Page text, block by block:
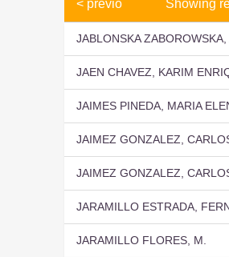
Showing
< previo
JABLONSKA
JAEN CHAVEZ, KARIM
JAIMES PINEDA, MARIA
JAIMEZ GONZALEZ,
JAIMEZ GONZALEZ,
JARAMILLO ESTRADA,
JARAMILLO FLORES, M.